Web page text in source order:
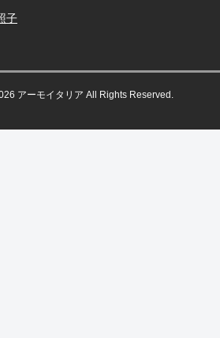
子
アーモイタリア All Rights Reserved.